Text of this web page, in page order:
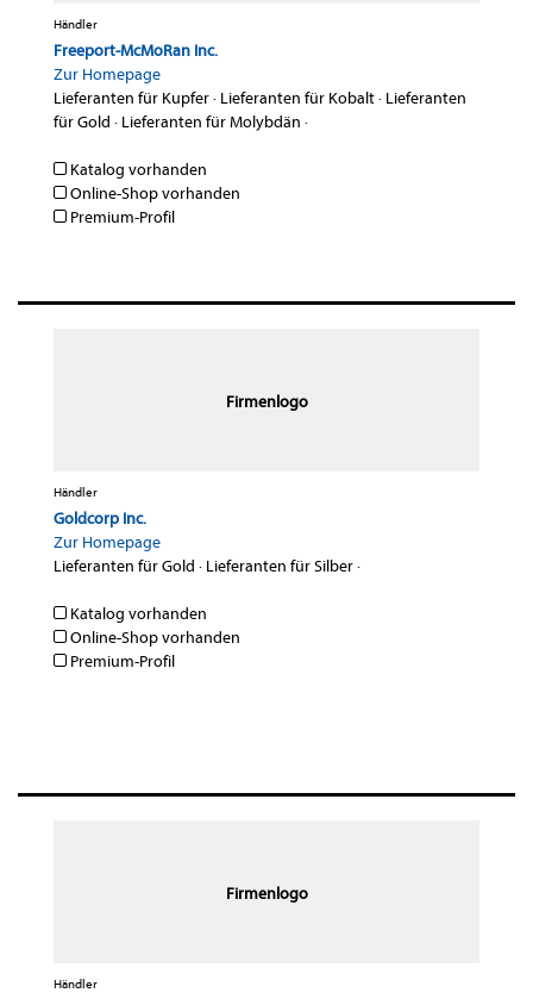
Händler
Freeport-McMoRan Inc.
Zur Homepage
Lieferanten für Kupfer· Lieferanten für Kobalt· Lieferanten
für Gold · Lieferanten für Molybdän ·
Katalog vorhanden
Online-Shop vorhanden
Premium-Profil
Firmenlogo
Händler
Goldcorp Inc.
Zur Homepage
Lieferanten für Gold · Lieferanten für Silber·
Katalog vorhanden
Online-Shop vorhanden
Premium-Profil
Firmenlogo
Händler